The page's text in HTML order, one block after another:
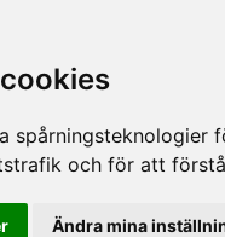
och för att
Ändra mina